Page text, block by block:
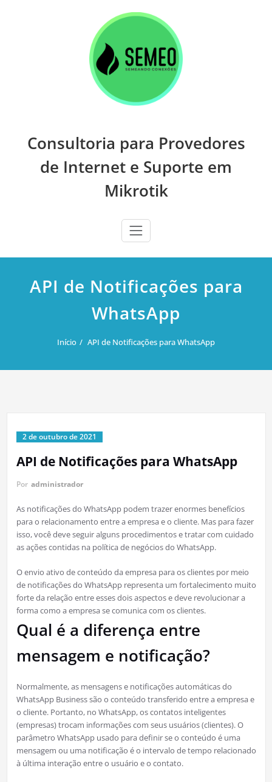
Consultoria para Provedores
de Internet e Suporte em
Mikrotik
API de Notificações para
WhatsApp
Início API de Notificações para WhatsApp
2 de outubro de 2021
API de Notificações para WhatsApp
Por administrador
As notificações do WhatsApp podem trazer enormes benefícios
para o relacionamento entre a empresa e o cliente. Mas para fazer
isso, você deve seguir alguns procedimentos e tratar com cuidado
as ações contidas na política de negócios do WhatsApp.
O envio ativo de conteúdo da empresa para os clientes por meio
de notificações do WhatsApp representa um fortalecimento muito
forte da relação entre esses dois aspectos e deve revolucionar a
forma como a empresa se comunica com os clientes.
Qual é a diferença entre
mensagem e notificação?
Normalmente, as mensagens e notificações automáticas do
WhatsApp Business são o conteúdo transferido entre a empresa e
o cliente. Portanto, no WhatsApp, os contatos inteligentes
(empresas) trocam informações com seus usuários (clientes). O
parâmetro WhatsApp usado para definir se o conteúdo é uma
mensagem ou uma notificação é o intervalo de tempo relacionado
à última interação entre o usuário e o contato.